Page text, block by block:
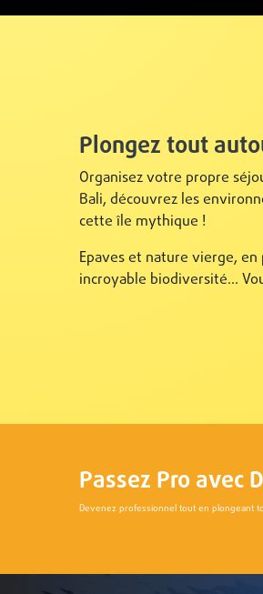
Plongez tout
Organisez votre propre
Bali, découvrez les
cette île mythique !
Epaves et nature vierge, en
incroyable biodiversité...
Passez Pro avec
Devenez professionnel tout en plongeant